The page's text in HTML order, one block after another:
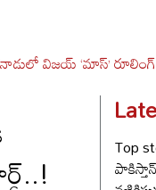
విజయ్ ‘మాస్’
Top